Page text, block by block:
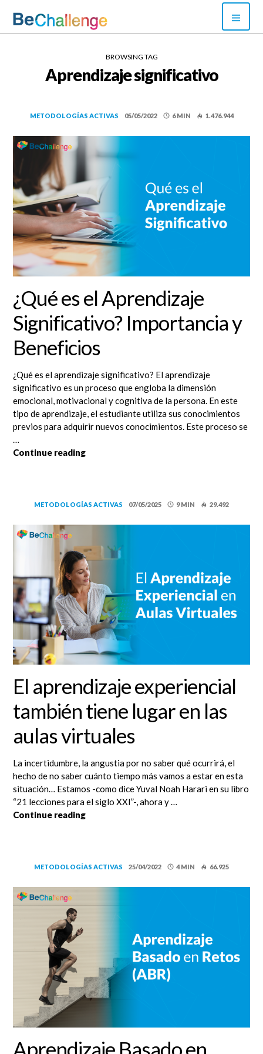
content
BROWSING TAG
Aprendizaje significativo
METODOLOGÍAS ACTIVAS 05/05/2022 6 MIN 1.476.944
¿Qué es el Aprendizaje
Significativo? Importancia y
Beneficios
¿Qué es el aprendizaje significativo? El aprendizaje
significativo es un proceso que engloba la dimensión
emocional, motivacional y cognitiva de la persona. En este
tipo de aprendizaje, el estudiante utiliza sus conocimientos
previos para adquirir nuevos conocimientos. Este proceso se
Continue reading¿Qué es el Aprendizaje Significativo?
METODOLOGÍAS ACTIVAS 07/05/2025 9 MIN 29.492
El aprendizaje experiencial
también tiene lugar en las
aulas virtuales
La incertidumbre, la angustia por no saber qué ocurrirá, el
hecho de no saber cuánto tiempo más vamos a estar en esta
situación… Estamos -como dice Yuval Noah Harari en su libro
“21 lecciones para el siglo XXI”-, ahora y …
Continue readingEl aprendizaje experiencial también tiene
METODOLOGÍAS ACTIVAS 25/04/2022 4 MIN 66.925
Aprendizaje Basado en